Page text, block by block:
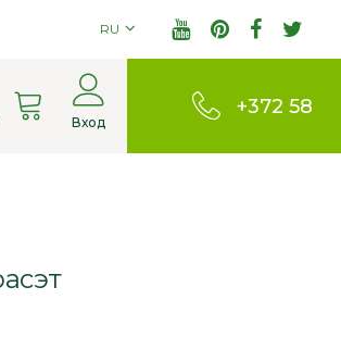
RU
Cart
Вход
+372 58